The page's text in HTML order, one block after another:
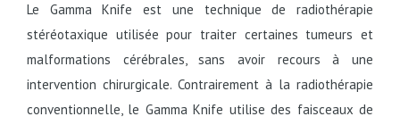
Le Gamma Knife est une technique de radiothérapie
stéréotaxique utilisée pour traiter certaines tumeurs et
malformations cérébrales, sans avoir recours à une
intervention chirurgicale. Contrairement à la radiothérapie
conventionnelle, le Gamma Knife utilise des faisceaux de